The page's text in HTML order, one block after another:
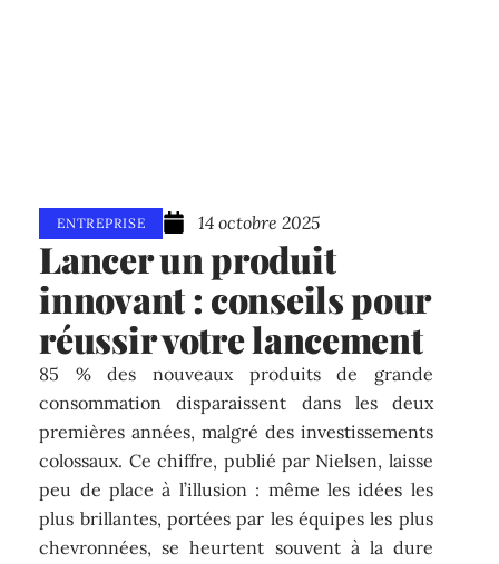
ENTREPRISE 14 octobre 2025
Lancer un produit
innovant : conseils pour
réussir votre lancement
85 % des nouveaux produits de grande
consommation disparaissent dans les deux
premières années, malgré des investissements
colossaux. Ce chiffre, publié par Nielsen, laisse
peu de place à l’illusion : même les idées les
plus brillantes, portées par les équipes les plus
chevronnées, se heurtent souvent à la dure